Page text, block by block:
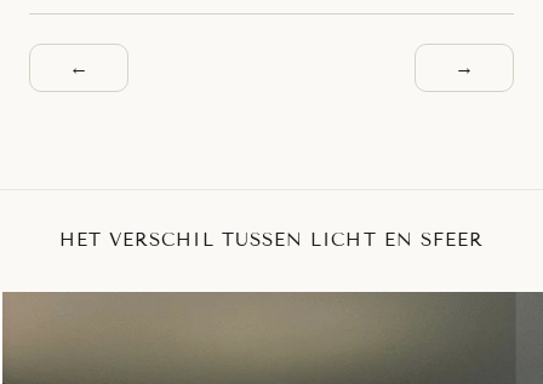
← →
HET VERSCHIL TUSSEN LICHT EN SFEER